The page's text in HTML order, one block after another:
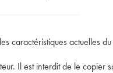
caractéristiques actuelles
Il est interdit de le